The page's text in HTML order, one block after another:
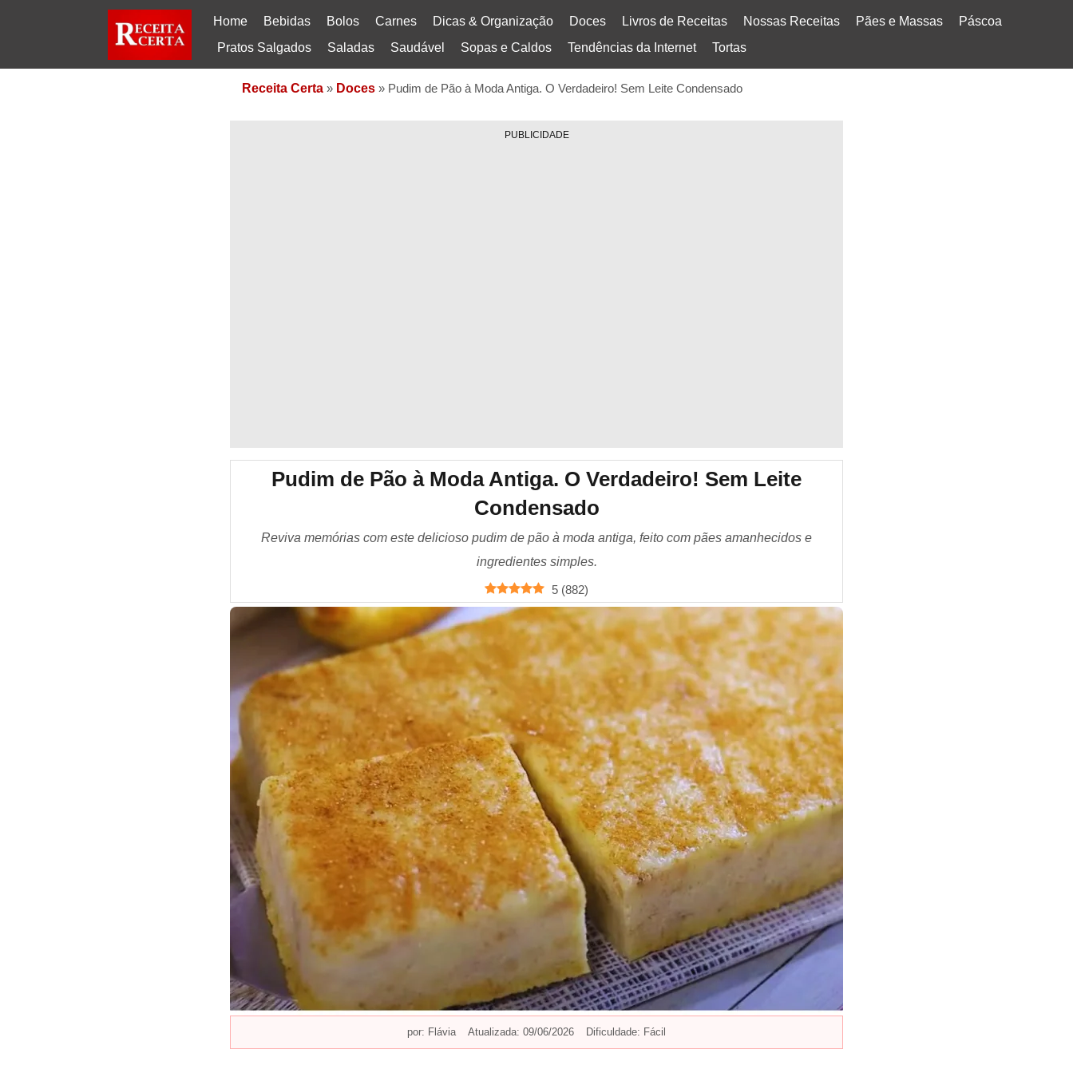
Home Bebidas Bolos Carnes Dicas & Organização Doces Livros de Receitas Nossas Receitas Pães e Massas
Páscoa
Pratos Salgados
Saladas Saudável Sopas e Caldos Tendências da Internet Tortas
Receita Certa » Doces » Pudim de Pão à Moda Antiga. O Verdadeiro! Sem Leite Condensado
PUBLICIDADE
Pudim de Pão à Moda Antiga. O Verdadeiro! Sem Leite
Condensado
Reviva memórias com este delicioso pudim de pão à moda antiga, feito com pães amanhecidos e
ingredientes simples.
5 (882)
por: Flávia Atualizada: 09/06/2026 Dificuldade: Fácil